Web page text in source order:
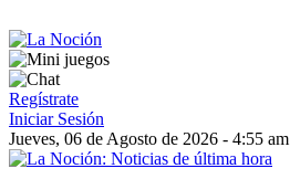
Regístrate
Iniciar Sesión
Jueves, 06 de Agosto de 2026 - 4:55 am